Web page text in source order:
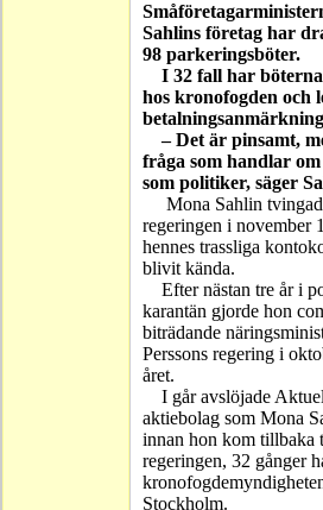
Sahlins företag har
98 parkeringsböter.
I 32 fall har
hos kronofogden och
– Det är pinsamt,
fråga som handlar
som politiker, säger
Mona Sahlin
regeringen i november
hennes trassliga
blivit kända.
Efter nästan tre år i
karantän gjorde hon
biträdande
Perssons regering i
året.
I går avslöjade
aktiebolag som Mona
innan hon kom tillbaka
regeringen, 32 gånger
Stockholm.